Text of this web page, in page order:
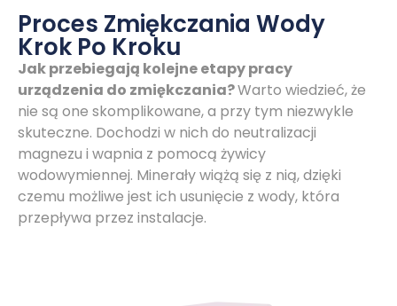
Proces Zmiękczania Wody
Krok Po Kroku
Jak przebiegają kolejne etapy pracy
urządzenia do zmiękczania?Warto wiedzieć, że
nie są one skomplikowane, a przy tym niezwykle
skuteczne. Dochodzi w nich do neutralizacji
magnezu i wapnia z pomocą żywicy
wodowymiennej. Minerały wiążą się z nią, dzięki
czemu możliwe jest ich usunięcie z wody, która
przepływa przez instalacje.